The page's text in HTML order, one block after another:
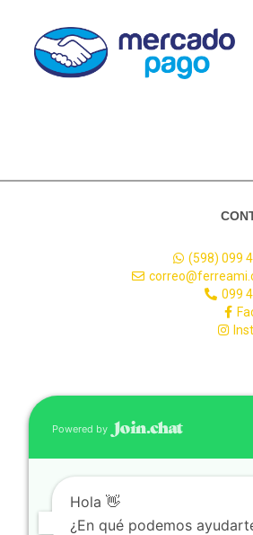
(598) 099
099
Powered by
Hola 👋
¿En qué podemos